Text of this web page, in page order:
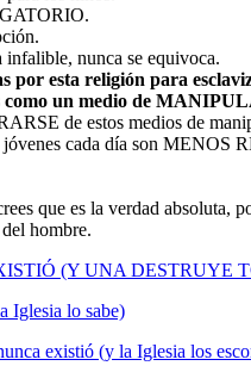
nunca se equivoca.
por esta religión para
como un medio de
de estos medios de
cada día son MENOS
que es la verdad absoluta,
hombre.
(Y UNA DESTRUYE
Iglesia lo sabe)
existió (y la Iglesia los